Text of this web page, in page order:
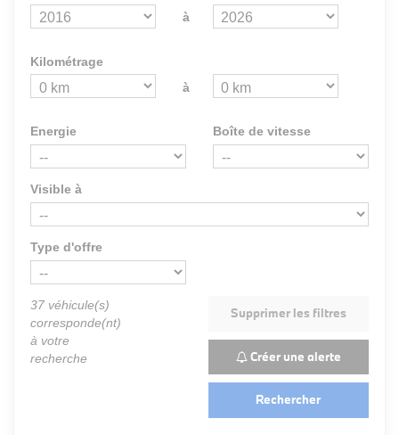
à
Kilométrage
à
Energie Boîte de vitesse
Visible à
Type d'offre
37 véhicule(s)
corresponde(nt)
à votre
recherche
Supprimer les filtres
Créer une alerte
Rechercher